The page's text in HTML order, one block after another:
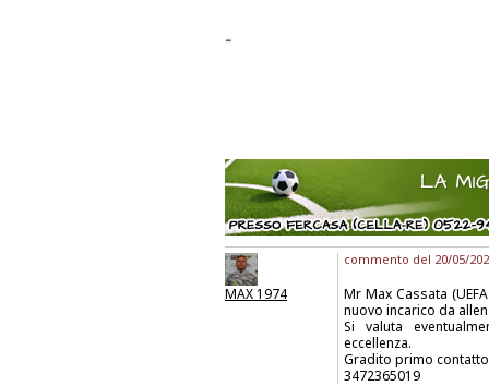
-
MAX 1974
commento del 20/05/
Mr Max Cassata
nuovo incarico da
Si valuta
eccellenza.
Gradito primo
3472365019